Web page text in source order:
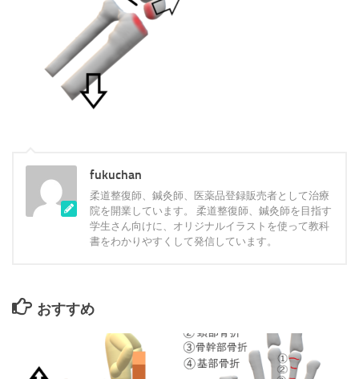
fukuchan
柔道整復師、鍼灸師、医薬品登録販売者として治療
院を開業しています。 柔道整復師、鍼灸師を目指す
学生さん向けに、オリジナルイラストを使って教科
書をわかりやすくして発信しています。
おすすめ